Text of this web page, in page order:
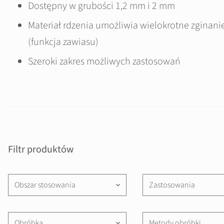
Dostępny w grubości 1,2 mm i 2 mm
Materiał rdzenia umożliwia wielokrotne
(funkcja zawiasu)
Szeroki zakres możliwych zastosowań
Filtr produktów
Obszar stosowania keyboard_arrow_down Zastosowania